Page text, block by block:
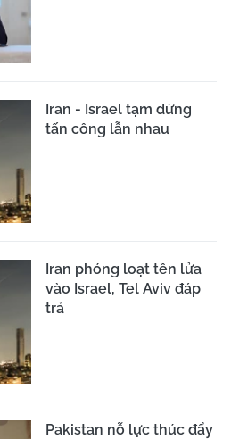
Iran - Israel tạm dừng
tấn công lẫn nhau
Iran phóng loạt tên lửa
vào Israel, Tel Aviv đáp
trả
Pakistan nỗ lực thúc đẩy